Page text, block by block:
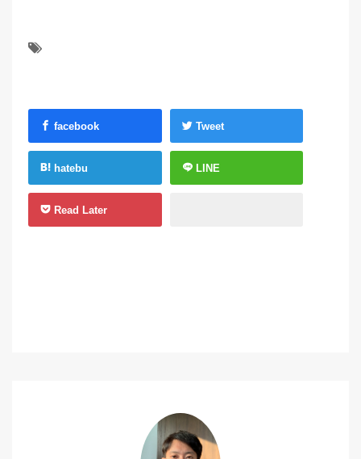
facebook Tweet
hatebu LINE
Read Later